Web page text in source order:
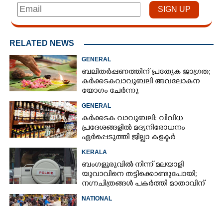
RELATED NEWS
GENERAL
ബലിതർപ്പണത്തിന് പ്രത്യേക ജാഗ്രത;
കർക്കടകവാവുബലി അവലോകന
യോഗം ചേർന്നു
GENERAL
കർക്കടക വാവുബലി: വിവിധ
പ്രദേശങ്ങളിൽ മദ്യനിരോധനം
ഏർപ്പെടുത്തി ജില്ലാ കളക്ടർ
KERALA
ബംഗളൂരുവിൽ നിന്ന് മലയാളി
യുവാവിനെ തട്ടിക്കൊണ്ടുപോയി;
നഗ്നചിത്രങ്ങൾ പകർത്തി മാതാവിന്
NATIONAL